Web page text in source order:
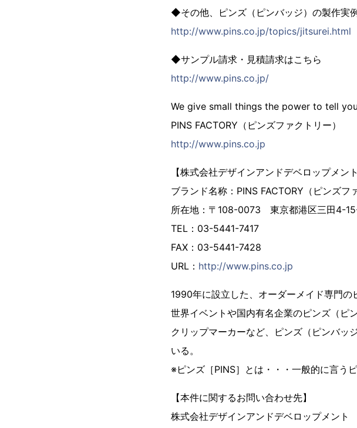
◆その他、ピンズ（ピンバッジ）の製作実
http://www.pins.co.jp/topics/jitsurei.html
◆サンプル請求・見積請求はこちら
http://www.pins.co.jp/
We give small things the power to tell
PINS FACTORY（ピンズファクトリー）
http://www.pins.co.jp
【株式会社デザインアンドデベロップメント
ブランド名称：PINS FACTORY（ピンズフ
所在地：〒108-0073 東京都港区三田4-
TEL：03-5441-7417
FAX：03-5441-7428
URL： http://www.pins.co.jp
1990年に設立した、オーダーメイド専門の
世界イベントや国内有名企業のピンズ（ピ
クリップマーカーなど、ピンズ（ピンバッ
いる。
※ピンズ［PINS］とは・・・一般的に言う
【本件に関するお問い合わせ先】
株式会社デザインアンドデベロップメント